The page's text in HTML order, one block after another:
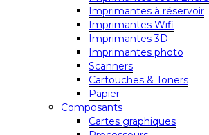
Imprimantes à réservoir
Imprimantes Wifi
Imprimantes 3D
Imprimantes photo
Scanners
Cartouches & Toners
Papier
Composants
Cartes graphiques